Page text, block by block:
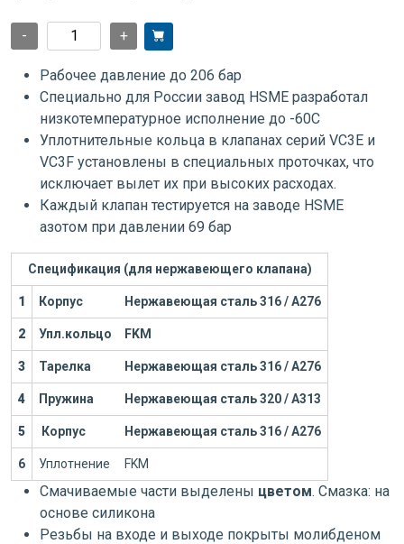
- +
Рабочее давление до 206 бар
Специально для России завод HSME разработал
низкотемпературное исполнение до -60С
Уплотнительные кольца в клапанах серий VC3E и
VC3F установлены в специальных проточках, что
исключает вылет их при высоких расходах.
Каждый клапан тестируется на заводе HSME
азотом при давлении 69 бар
Спецификация (для нержавеющего клапана)
1 Корпус Нержавеющая сталь 316 / А276
2 Упл.кольцо FKM
3 Тарелка Нержавеющая сталь 316 / А276
4 Пружина Нержавеющая сталь 320 / А313
5 Корпус Нержавеющая сталь 316 / А276
6 Уплотнение FKM
Смачиваемые части выделены цветом. Смазка: на
основе силикона
Резьбы на входе и выходе покрыты молибденом